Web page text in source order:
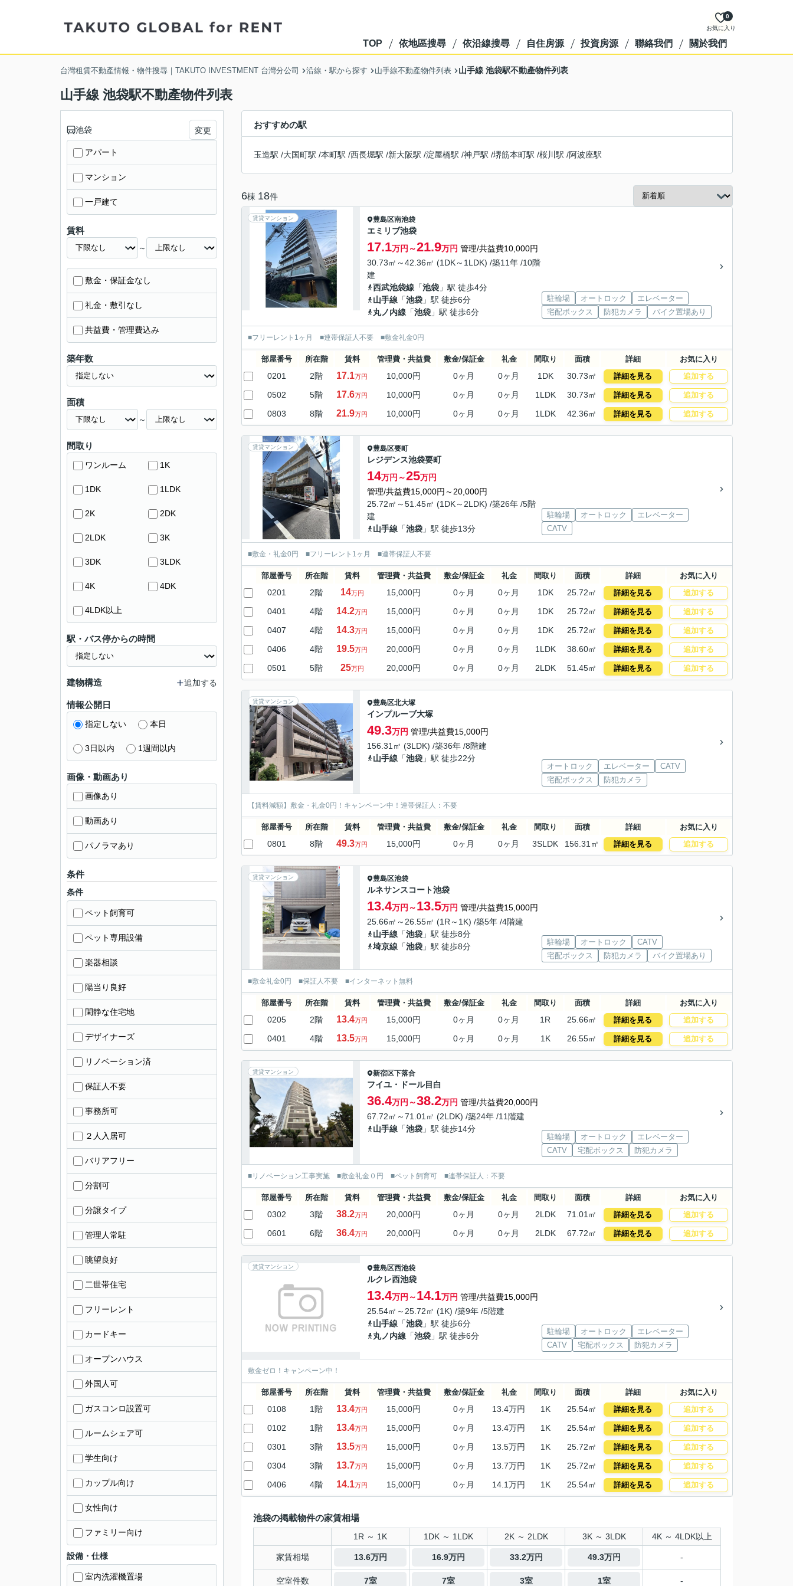
お気に入り
0
TOP 依地區搜尋 依沿線搜尋 自住房源 投資房源 聯絡我們 關於我們
台灣租賃不動產情報・物件搜尋｜TAKUTO INVESTMENT 台灣分公司 沿線・駅から探す 山手線不動產物件列表 山手線 池袋駅不動產物件列表
山手線 池袋駅不動產物件列表
おすすめの駅
玉造駅 /大国町駅 /本町駅 /西長堀駅 /新大阪駅 /淀屋橋駅 /神戸駅 /堺筋本町駅 /桜川駅 /阿波座駅
6棟 18件
賃貸マンション 豊島区南池袋
エミリブ池袋
17.1万円～21.9万円 管理/共益費10,000円
30.73㎡～42.36㎡ (1DK～1LDK) /築11年 /10階
建
西武池袋線 「池袋 」駅 徒歩4分
山手線 「池袋 」駅 徒歩6分
丸ノ内線 「池袋 」駅 徒歩6分
駐輪場 オートロック
エレベーター
宅配ボックス
防犯カメラ バイク置場あり
■フリーレント1ヶ月 ■連帯保証人不要 ■敷金礼金0円
部屋番号 所在階 賃料 管理費・共益費 敷金/保証金 礼金 間取り 面積 詳細 お気に入り
0201 2階 17.1万円 10,000円 0ヶ月 0ヶ月 1DK 30.73㎡ 詳細を見る 追加する
0502 5階 17.6万円 10,000円 0ヶ月 0ヶ月 1LDK 30.73㎡ 詳細を見る 追加する
0803 8階 21.9万円 10,000円 0ヶ月 0ヶ月 1LDK 42.36㎡ 詳細を見る 追加する
賃貸マンション 豊島区要町
レジデンス池袋要町
14万円～25万円
管理/共益費15,000円～20,000円
25.72㎡～51.45㎡ (1DK～2LDK) /築26年 /5階
建
山手線 「池袋 」駅 徒歩13分
駐輪場 オートロック
エレベーター
CATV
■敷金・礼金0円 ■フリーレント1ヶ月 ■連帯保証人不要
部屋番号 所在階 賃料 管理費・共益費 敷金/保証金 礼金 間取り 面積 詳細 お気に入り
0201 2階 14万円 15,000円 0ヶ月 0ヶ月 1DK 25.72㎡ 詳細を見る 追加する
0401 4階 14.2万円 15,000円 0ヶ月 0ヶ月 1DK 25.72㎡ 詳細を見る 追加する
0407 4階 14.3万円 15,000円 0ヶ月 0ヶ月 1DK 25.72㎡ 詳細を見る 追加する
0406 4階 19.5万円 20,000円 0ヶ月 0ヶ月 1LDK 38.60㎡ 詳細を見る 追加する
0501 5階 25万円 20,000円 0ヶ月 0ヶ月 2LDK 51.45㎡ 詳細を見る 追加する
賃貸マンション 豊島区北大塚
インプルーブ大塚
49.3万円 管理/共益費15,000円
156.31㎡ (3LDK) /築36年 /8階建
山手線 「池袋 」駅 徒歩22分
オートロック エレベーター
CATV
宅配ボックス
防犯カメラ
【賃料減額】敷金・礼金0円！キャンペーン中！連帯保証人：不要
部屋番号 所在階 賃料 管理費・共益費 敷金/保証金 礼金 間取り 面積 詳細 お気に入り
0801 8階 49.3万円 15,000円 0ヶ月 0ヶ月 3SLDK 156.31㎡ 詳細を見る 追加する
賃貸マンション 豊島区池袋
ルネサンスコート池袋
13.4万円～13.5万円 管理/共益費15,000円
25.66㎡～26.55㎡ (1R～1K) /築5年 /4階建
山手線 「池袋 」駅 徒歩8分
埼京線 「池袋 」駅 徒歩8分 駐輪場 オートロック
CATV
宅配ボックス
防犯カメラ バイク置場あり
■敷金礼金0円 ■保証人不要 ■インターネット無料
部屋番号 所在階 賃料 管理費・共益費 敷金/保証金 礼金 間取り 面積 詳細 お気に入り
0205 2階 13.4万円 15,000円 0ヶ月 0ヶ月 1R 25.66㎡ 詳細を見る 追加する
0401 4階 13.5万円 15,000円 0ヶ月 0ヶ月 1K 26.55㎡ 詳細を見る 追加する
賃貸マンション 新宿区下落合
フイユ・ドール目白
36.4万円～38.2万円 管理/共益費20,000円
67.72㎡～71.01㎡ (2LDK) /築24年 /11階建
山手線 「池袋 」駅 徒歩14分
駐輪場 オートロック
エレベーター
CATV
宅配ボックス 防犯カメラ
■リノベーション工事実施 ■敷金礼金０円 ■ペット飼育可 ■連帯保証人：不要
部屋番号 所在階 賃料 管理費・共益費 敷金/保証金 礼金 間取り 面積 詳細 お気に入り
0302 3階 38.2万円 20,000円 0ヶ月 0ヶ月 2LDK 71.01㎡ 詳細を見る 追加する
0601 6階 36.4万円 20,000円 0ヶ月 0ヶ月 2LDK 67.72㎡ 詳細を見る 追加する
賃貸マンション 豊島区西池袋
ルクレ西池袋
13.4万円～14.1万円 管理/共益費15,000円
25.54㎡～25.72㎡ (1K) /築9年 /5階建
山手線 「池袋 」駅 徒歩6分
丸ノ内線 「池袋 」駅 徒歩6分 駐輪場 オートロック
エレベーター
CATV
宅配ボックス 防犯カメラ
敷金ゼロ！キャンペーン中！
部屋番号 所在階 賃料 管理費・共益費 敷金/保証金 礼金 間取り 面積 詳細 お気に入り
0108 1階 13.4万円 15,000円 0ヶ月 13.4万円 1K 25.54㎡ 詳細を見る 追加する
0102 1階 13.4万円 15,000円 0ヶ月 13.4万円 1K 25.54㎡ 詳細を見る 追加する
0301 3階 13.5万円 15,000円 0ヶ月 13.5万円 1K 25.72㎡ 詳細を見る 追加する
0304 3階 13.7万円 15,000円 0ヶ月 13.7万円 1K 25.72㎡ 詳細を見る 追加する
0406 4階 14.1万円 15,000円 0ヶ月 14.1万円 1K 25.54㎡ 詳細を見る 追加する
池袋の掲載物件の家賃相場
1R ～ 1K 1DK ～ 1LDK 2K ～ 2LDK 3K ～ 3LDK 4K ～ 4LDK以上
家賃相場 13.6万円 16.9万円 33.2万円 49.3万円 -
空室件数 7室 7室 3室 1室 -
池袋 変更
アパート
マンション
一戸建て
賃料
～
敷金・保証金なし
礼金・敷引なし
共益費・管理費込み
築年数
面積
～
間取り
ワンルーム 1K
1DK 1LDK
2K 2DK
2LDK 3K
3DK 3LDK
4K 4DK
4LDK以上
駅・バス停からの時間
建物構造 追加する
情報公開日
指定しない 本日
3日以内 1週間以内
画像・動画あり
画像あり
動画あり
パノラマあり
条件
条件
ペット飼育可
ペット専用設備
楽器相談
陽当り良好
閑静な住宅地
デザイナーズ
リノベーション済
保証人不要
事務所可
２人入居可
バリアフリー
分割可
分譲タイプ
管理人常駐
眺望良好
二世帯住宅
フリーレント
カードキー
オープンハウス
外国人可
ガスコンロ設置可
ルームシェア可
学生向け
カップル向け
女性向け
ファミリー向け
設備・仕様
室内洗濯機置場